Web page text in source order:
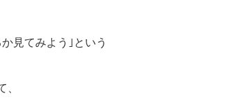
見てみよう｣という
、